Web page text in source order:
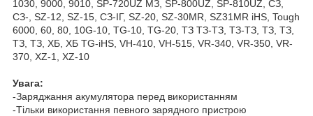
1030, 9000, 9010, SP-720UZ МЗ, SP-800UZ, SP-810UZ, СЗ,
СЗ-, SZ-12, SZ-15, СЗ-ІГ, SZ-20, SZ-30MR, SZ31MR iHS, Tough
6000, 60, 80, 10G-10, TG-10, TG-20, ТЗ ТЗ-ТЗ, ТЗ-ТЗ, ТЗ, ТЗ,
ТЗ, ТЗ, ХБ, ХБ TG-iHS, VH-410, VH-515, VR-340, VR-350, VR-
370, XZ-1, XZ-10
Увага:
-Заряджання акумулятора перед використанням
-Тільки використання певного зарядного пристрою